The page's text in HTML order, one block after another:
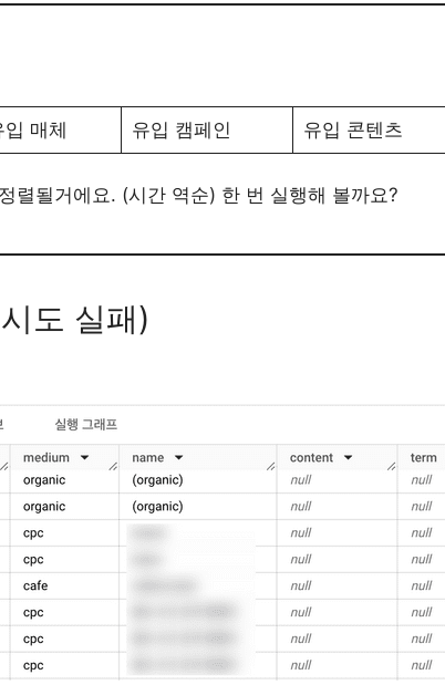
입 매체 유입 캠페인 유입 콘텐츠
렬될거에요. (시간 역순) 한 번 실행해 볼까요?
도 실패)